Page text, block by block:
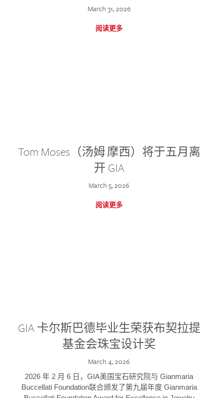
March 31, 2026
阅读更多
Tom Moses（汤姆·摩西）将于五月离
开 GIA
March 5, 2026
阅读更多
GIA 卡尔斯巴德毕业生荣获布契拉提
基金会珠宝设计奖
March 4, 2026
2026 年 2 月 6 日，GIA美国宝石研究院与 Gianmaria
Buccellati Foundation联合颁发了第九届年度 Gianmaria